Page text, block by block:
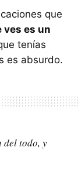
que
ves es un
tenías
es absurdo.
del todo, y